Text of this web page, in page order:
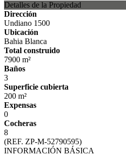
Detalles de la Propiedad
Dirección
Undiano 1500
Ubicación
Bahia Blanca
Total construido
7900 m²
Baños
3
Superficie cubierta
200 m²
Expensas
0
Cocheras
8
(REF. ZP-M-52790595)
INFORMACIÓN BÁSICA